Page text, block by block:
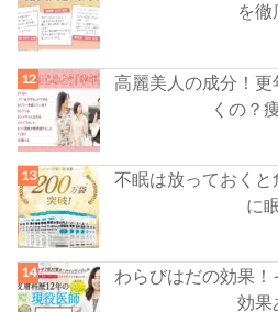
を徹
高麗美人の成分！
くの？
不眠は放っておく
に
わらびはだの効果
効果